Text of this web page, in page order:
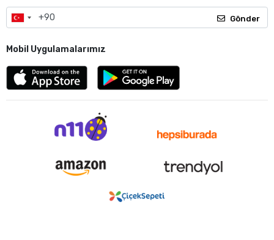
Gönder
Mobil Uygulamalarımız